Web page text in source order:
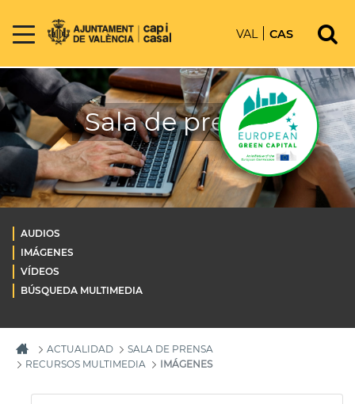
VAL CAS
Sala de prensa
AUDIOS
IMÁGENES
VÍDEOS
BÚSQUEDA MULTIMEDIA
ACTUALIDAD
SALA DE PRENSA
RECURSOS MULTIMEDIA
IMÁGENES